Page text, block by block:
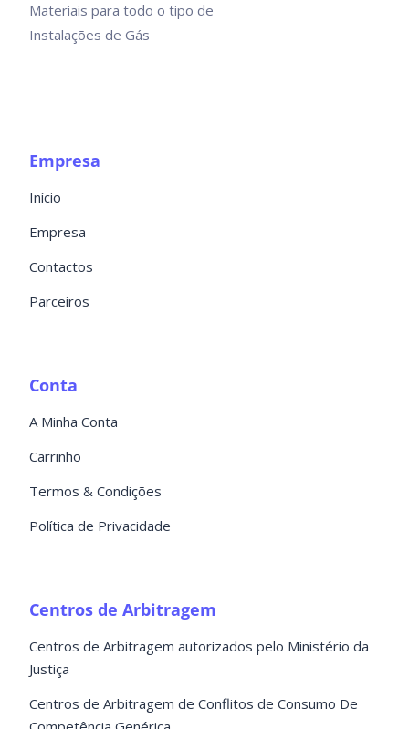
Materiais para todo o tipo de
Instalações de Gás
Empresa
Início
Empresa
Contactos
Parceiros
Conta
A Minha Conta
Carrinho
Termos & Condições
Política de Privacidade
Centros de Arbitragem
Centros de Arbitragem autorizados pelo Ministério da
Justiça
Centros de Arbitragem de Conflitos de Consumo De